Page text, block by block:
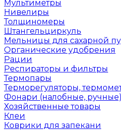
Мультиметры
Нивелиры
Толщиномеры
Штангельциркуль
Мельницы для сахарной
Органические удобрения
Рации
Респираторы и фильтры
Термопары
Терморегуляторы,
Фонари (налобные, ручные)
Хозяйственные товары
Клеи
Коврики для запекани